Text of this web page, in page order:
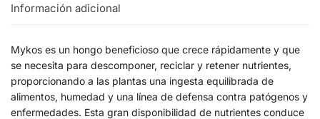
Información adicional
Mykos es un hongo beneficioso que crece rápidamente y que
se necesita para descomponer, reciclar y retener nutrientes,
proporcionando a las plantas una ingesta equilibrada de
alimentos, humedad y una línea de defensa contra patógenos y
enfermedades. Esta gran disponibilidad de nutrientes conduce